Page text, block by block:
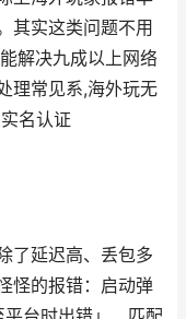
其实这类问题不用
解决九成以上网络
理常见系,海外玩无
名认证
了延迟高、丢包多
怪的报错：启动弹